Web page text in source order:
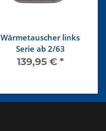
Wärmetauscher links
Serie ab 2/63
139,95 € *